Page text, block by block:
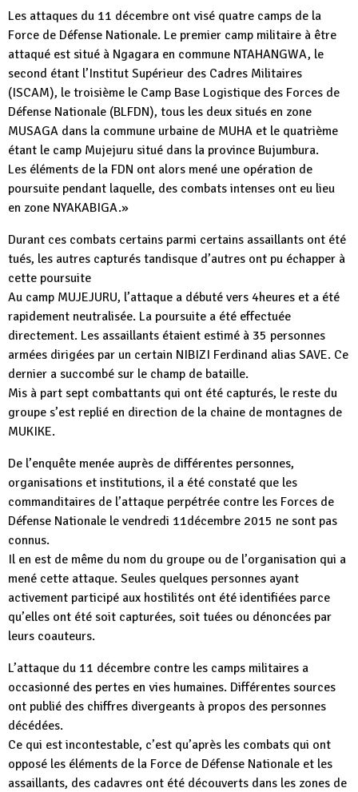
Les attaques du 11 décembre ont visé quatre camps de la
Force de Défense Nationale. Le premier camp militaire à être
attaqué est situé à Ngagara en commune NTAHANGWA, le
second étant l’Institut Supérieur des Cadres Militaires
(ISCAM), le troisième le Camp Base Logistique des Forces de
Défense Nationale (BLFDN), tous les deux situés en zone
MUSAGA dans la commune urbaine de MUHA et le quatrième
étant le camp Mujejuru situé dans la province Bujumbura.
Les éléments de la FDN ont alors mené une opération de
poursuite pendant laquelle, des combats intenses ont eu lieu
en zone NYAKABIGA.»
Durant ces combats certains parmi certains assaillants ont été
tués, les autres capturés tandisque d’autres ont pu échapper à
cette poursuite
Au camp MUJEJURU, l’attaque a débuté vers 4heures et a été
rapidement neutralisée. La poursuite a été effectuée
directement. Les assaillants étaient estimé à 35 personnes
armées dirigées par un certain NIBIZI Ferdinand alias SAVE. Ce
dernier a succombé sur le champ de bataille.
Mis à part sept combattants qui ont été capturés, le reste du
groupe s’est replié en direction de la chaine de montagnes de
MUKIKE.
De l’enquête menée auprès de différentes personnes,
organisations et institutions, il a été constaté que les
commanditaires de l’attaque perpétrée contre les Forces de
Défense Nationale le vendredi 11décembre 2015 ne sont pas
connus.
Il en est de même du nom du groupe ou de l’organisation qui a
mené cette attaque. Seules quelques personnes ayant
activement participé aux hostilités ont été identifiées parce
qu’elles ont été soit capturées, soit tuées ou dénoncées par
leurs coauteurs.
L’attaque du 11 décembre contre les camps militaires a
occasionné des pertes en vies humaines. Différentes sources
ont publié des chiffres divergeants à propos des personnes
décédées.
Ce qui est incontestable, c’est qu’après les combats qui ont
opposé les éléments de la Force de Défense Nationale et les
assaillants, des cadavres ont été découverts dans les zones de